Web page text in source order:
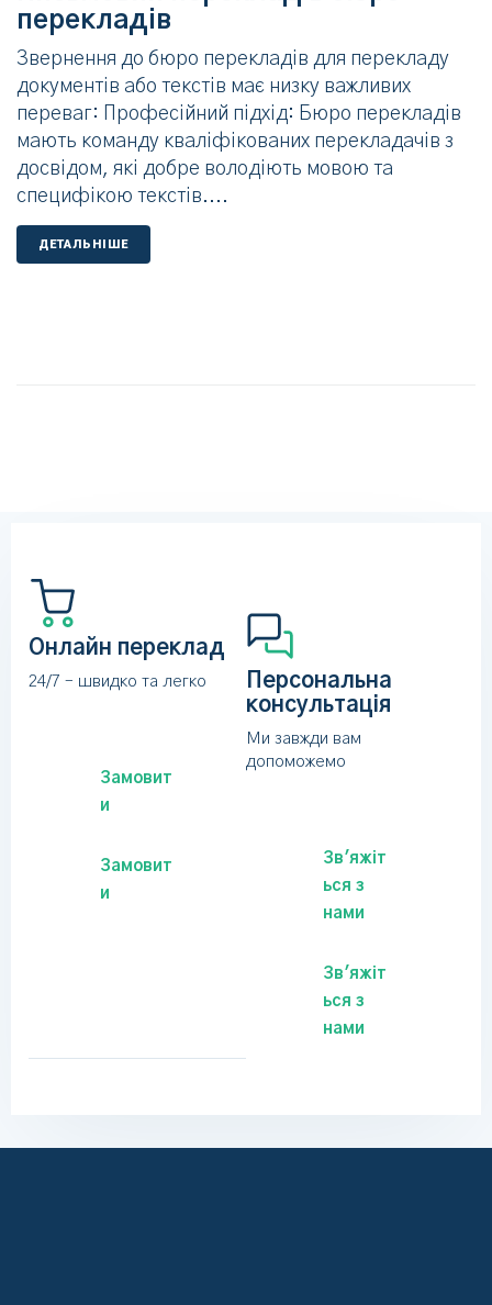
перекладів
Звернення до бюро перекладів для перекладу
документів або текстів має низку важливих
переваг: Професійний підхід: Бюро перекладів
мають команду кваліфікованих перекладачів з
досвідом, які добре володіють мовою та
специфікою текстів....
ДЕТАЛЬНIШЕ
Онлайн переклад
24/7 – швидко та легко
Замовит
и
Замовит
и
Персональна
консультація
Ми завжди вам
допоможемо
Зв'яжіт
ься з
нами
Зв'яжіт
ься з
нами